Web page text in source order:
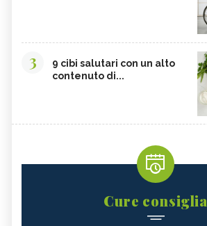
3
9 cibi salutari con un alto
contenuto di...
Cure consiglia